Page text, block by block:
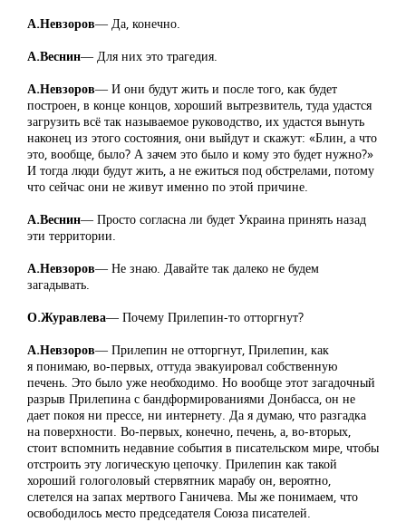
А.Невзоров― Да, конечно.
А.Веснин― Для них это трагедия.
А.Невзоров― И они будут жить и после того, как будет
построен, в конце концов, хороший вытрезвитель, туда удастся
загрузить всё так называемое руководство, их удастся вынуть
наконец из этого состояния, они выйдут и скажут: «Блин, а что
это, вообще, было? А зачем это было и кому это будет нужно?»
И тогда люди будут жить, а не ежиться под обстрелами, потому
что сейчас они не живут именно по этой причине.
А.Веснин― Просто согласна ли будет Украина принять назад
эти территории.
А.Невзоров― Не знаю. Давайте так далеко не будем
загадывать.
О.Журавлева― Почему Прилепин-то отторгнут?
А.Невзоров― Прилепин не отторгнут, Прилепин, как
я понимаю, во-первых, оттуда эвакуировал собственную
печень. Это было уже необходимо. Но вообще этот загадочный
разрыв Прилепина с бандформированиями Донбасса, он не
дает покоя ни прессе, ни интернету. Да я думаю, что разгадка
на поверхности. Во-первых, конечно, печень, а, во-вторых,
стоит вспомнить недавние события в писательском мире, чтобы
отстроить эту логическую цепочку. Прилепин как такой
хороший гологоловый стервятник марабу он, вероятно,
слетелся на запах мертвого Ганичева. Мы же понимаем, что
освободилось место председателя Союза писателей.